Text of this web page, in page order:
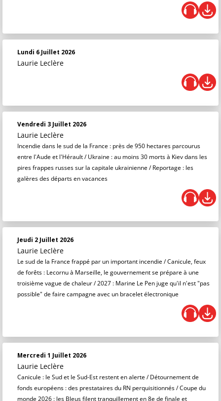
Lundi 6 Juillet 2026
Laurie Leclère
Vendredi 3 Juillet 2026
Laurie Leclère
Incendie dans le sud de la France : près de 950 hectares parcourus
entre l'Aude et l'Hérault / Ukraine : au moins 30 morts à Kiev dans les
pires frappes russes sur la capitale ukrainienne / Reportage : les
galères des départs en vacances
Jeudi 2 Juillet 2026
Laurie Leclère
Le sud de la France frappé par un important incendie / Canicule, feux
de forêts : Lecornu à Marseille, le gouvernement se prépare à une
troisième vague de chaleur / 2027 : Marine Le Pen juge qu'il n'est "pas
possible" de faire campagne avec un bracelet électronique
Mercredi 1 Juillet 2026
Laurie Leclère
Canicule : le Sud et le Sud-Est restent en alerte / Détournement de
fonds européens : des prestataires du RN perquisitionnés / Coupe du
monde 2026 : les Bleus filent tranquillement en 8e de finale et